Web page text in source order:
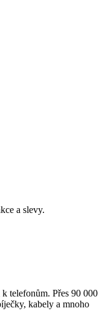
a slevy.
telefonům. Přes 90 000
kabely a mnoho